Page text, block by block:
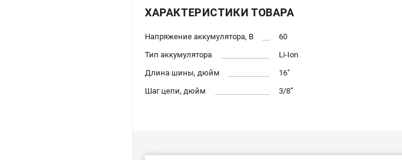
ХАРАКТЕРИСТИКИ ТОВАРА
Напряжение аккумулятора, В
60
Тип аккумулятора
Li-Ion
Длина шины, дюйм
16"
Шаг цепи, дюйм
3/8’’